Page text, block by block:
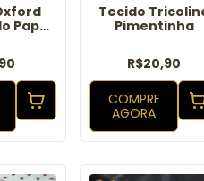
Papai
Tecido
Pimentinha
R$20,90
COMPRE
AGORA